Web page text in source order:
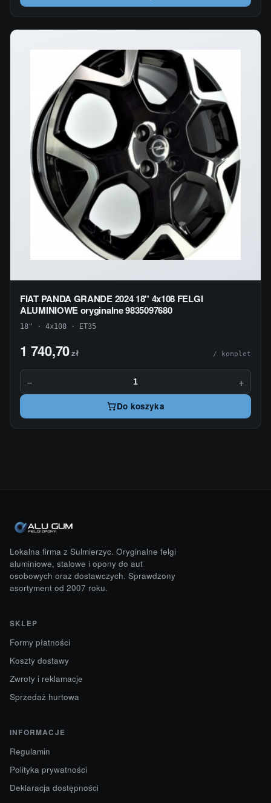
FIAT PANDA GRANDE 2024 18'' 4x108 FELGI
ALUMINIOWE oryginalne 9835097680
18" · 4x108 · ET35
1 740,70zł / komplet
− +
Do koszyka
Lokalna firma z Sulmierzyc. Oryginalne felgi
aluminiowe, stalowe i opony do aut
osobowych oraz dostawczych. Sprawdzony
asortyment od 2007 roku.
SKLEP
Formy płatności
Koszty dostawy
Zwroty i reklamacje
Sprzedaż hurtowa
INFORMACJE
Regulamin
Polityka prywatności
Deklaracja dostępności